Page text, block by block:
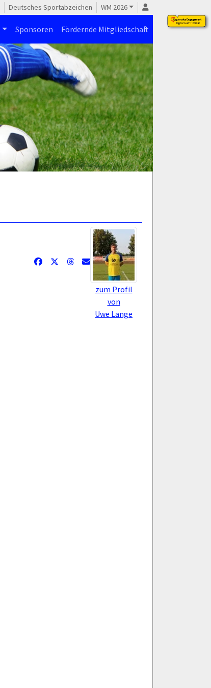
Deutsches Sportabzeichen WM 2026
Sponsoren Fördernde Mitgliedschaft
zum Profil
von
Uwe Lange